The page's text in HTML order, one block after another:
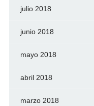
julio 2018
junio 2018
mayo 2018
abril 2018
marzo 2018